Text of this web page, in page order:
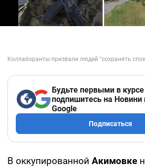
Будьте первыми в курсе
подпишитесь на Новини
Google
Подписаться
В оккупированной Акимовке